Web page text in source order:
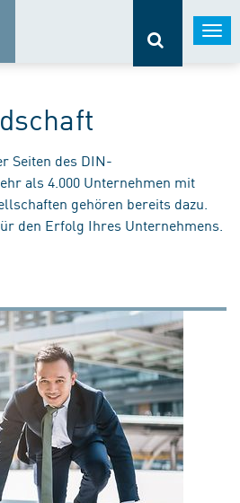
Seiten des DIN-
als 4.000 Unternehmen mit
gehören bereits dazu.
den Erfolg Ihres Unternehmens.